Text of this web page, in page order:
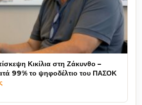
Κικίλια στη Ζάκυνθο –
99% το ψηφοδέλτιο του ΠΑΣΟΚ